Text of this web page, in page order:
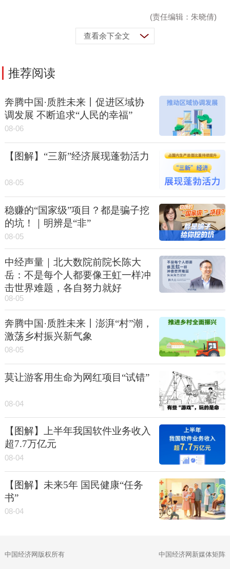
(责任编辑：朱晓倩)
查看余下全文
推荐阅读
奔腾中国·质胜未来丨促进区域协
调发展 不断追求“人民的幸福”
08-06
【图解】“三新”经济展现蓬勃活力
08-05
稳赚的“国家级”项目？都是骗子挖
的坑！｜明辨是“非”
08-05
中经声量｜北大数院前院长陈大
岳：不是每个人都要像王虹一样冲
击世界难题，各自努力就好
08-05
奔腾中国·质胜未来丨澎湃“村”潮，
激荡乡村振兴新气象
08-05
莫让游客用生命为网红项目“试错”
08-04
【图解】上半年我国软件业务收入
超7.7万亿元
08-04
【图解】未来5年 国民健康“任务
书”
08-04
中国经济网版权所有 中国经济网新媒体矩阵